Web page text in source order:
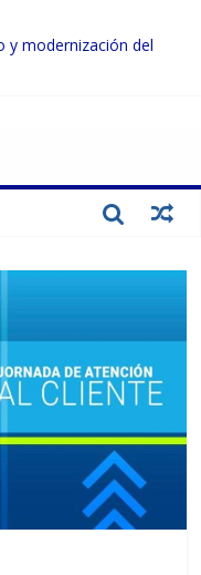
y modernización del
instalaciones del SEN
para fortalecer el SEN
de generación